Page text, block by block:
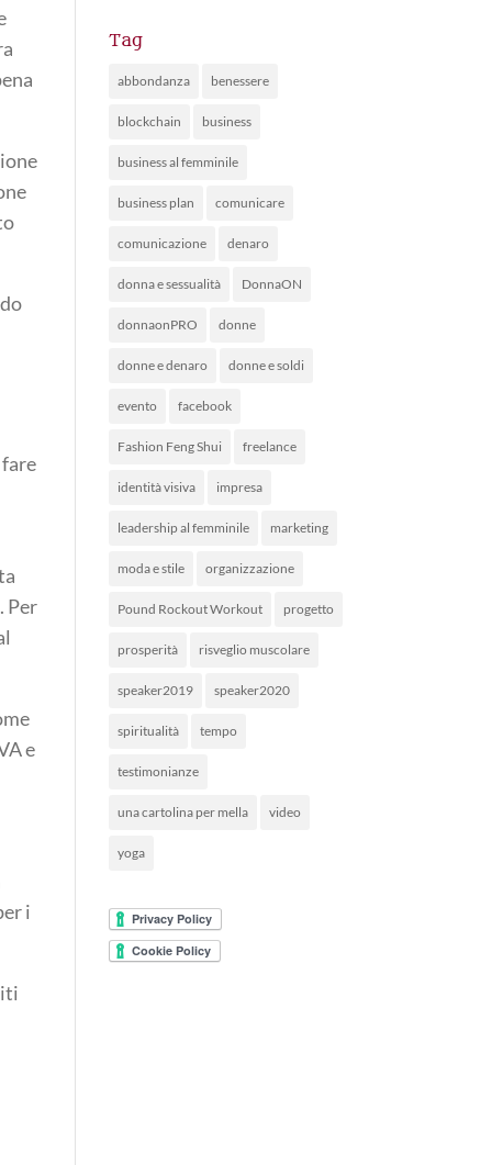
Per
e
i
Tag
abbondanza benessere
blockchain business
business al femminile
business plan comunicare
comunicazione denaro
donna e sessualità DonnaON
donnaonPRO donne
donne e denaro donne e soldi
evento facebook
Fashion Feng Shui freelance
identità visiva impresa
leadership al femminile marketing
moda e stile organizzazione
Pound Rockout Workout progetto
prosperità risveglio muscolare
speaker2019 speaker2020
spiritualità tempo
testimonianze
una cartolina per mella video
yoga